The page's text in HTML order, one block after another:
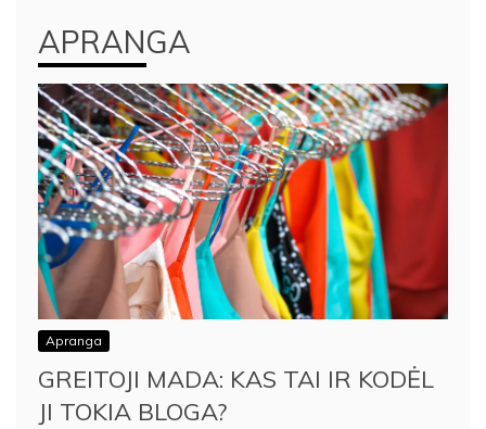
APRANGA
Apranga
GREITOJI MADA: KAS TAI IR KODĖL
JI TOKIA BLOGA?